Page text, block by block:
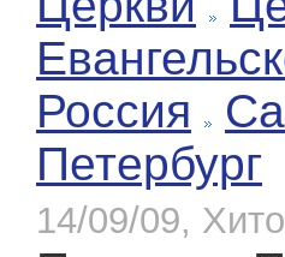
Россия
Петербург
14/09/09,